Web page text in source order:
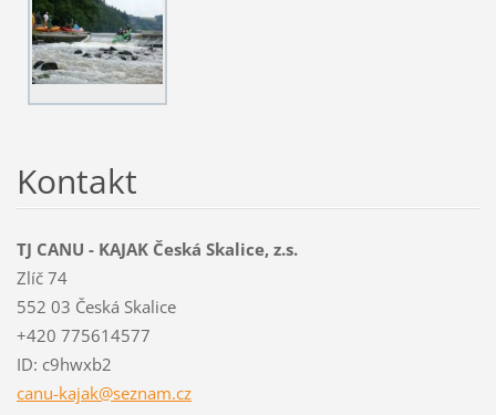
Kontakt
TJ CANU - KAJAK Česká Skalice, z.s.
Zlíč 74
552 03 Česká Skalice
+420 775614577
ID: c9hwxb2
canu-kajak@seznam.cz